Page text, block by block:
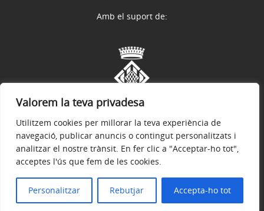
Valorem la teva privadesa
Utilitzem cookies per millorar la teva experiència de
navegació, publicar anuncis o contingut personalitzats i
analitzar el nostre trànsit. En fer clic a "Acceptar-ho tot",
acceptes l'ús que fem de les cookies.
Personalitzar Rebutjar Accepta-ho tot
Avís legal Política de privacitat
© 2026
Amb el suport de: